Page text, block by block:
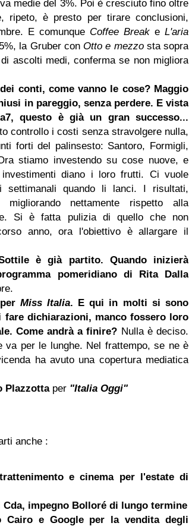
medie del 3%. Poi è cresciuto fino oltre
ripeto, è presto per tirare conclusioni,
E comunque Coffee Break e L'aria
la Gruber con Otto e mezzosta sopra
ascolti medi, conferma se non migliora
conti, come vanno le cose? Maggio
in pareggio, senza perdere. E vista
questo è già un gran successo...
controllo i costi senza stravolgere nulla,
forti del palinsesto: Santoro, Formigli,
stiamo investendo su cose nuove, e
diano i loro frutti. Ci vuole
settimanali quando li lanci. I risultati,
migliorando nettamente rispetto alla
Si è fatta pulizia di quello che non
anno, ora l'obiettivo è allargare il
è già partito. Quando inizierà
pomeridiano di Rita Dalla
Miss Italia. E qui in molti si sono
dichiarazioni, manco fossero loro
Come andrà a finire? Nulla è deciso.
va per le lunghe. Nel frattempo, se ne è
ha avuto una copertura mediatica
Plazzottaper "Italia Oggi"
anche :
e cinema per l'estate di
Cda, impegno Bolloré di lungo termine
Cairo e Google per la vendita degli